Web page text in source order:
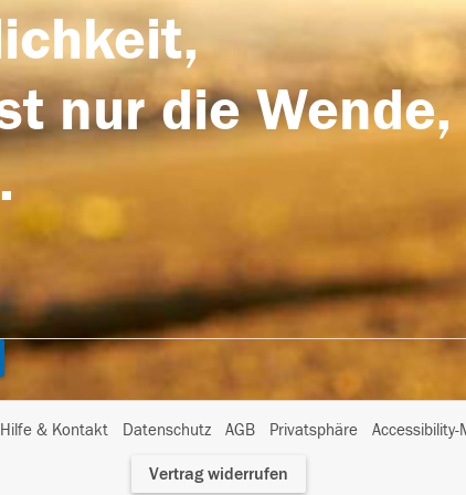
nur die
Hilfe & Kontakt Datenschutz AGB Privatsphäre
I
Vertrag widerrufen